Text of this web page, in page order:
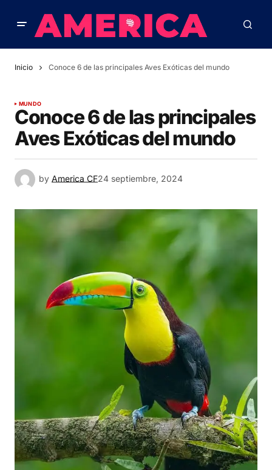
Inicio Conoce 6 de las principales Aves Exóticas del mundo
MUNDO
Conoce 6 de las principales
Aves Exóticas del mundo
by America CF24 septiembre, 2024